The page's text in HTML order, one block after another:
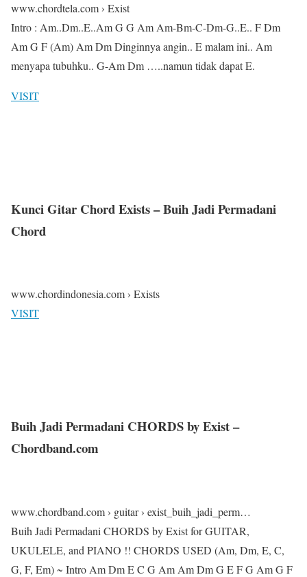
www.chordtela.com › Exist
Intro : Am..Dm..E..Am G G Am Am-Bm-C-Dm-G..E.. F Dm
Am G F (Am) Am Dm Dinginnya angin.. E malam ini.. Am
menyapa tubuhku.. G-Am Dm …..namun tidak dapat E.
VISIT
Kunci Gitar Chord Exists – Buih Jadi Permadani
Chord
www.chordindonesia.com › Exists
VISIT
Buih Jadi Permadani CHORDS by Exist –
Chordband.com
www.chordband.com › guitar › exist_buih_jadi_perm…
Buih Jadi Permadani CHORDS by Exist for GUITAR,
UKULELE, and PIANO !! CHORDS USED (Am, Dm, E, C,
G, F, Em) ~ Intro Am Dm E C G Am Am Dm G E F G Am G F